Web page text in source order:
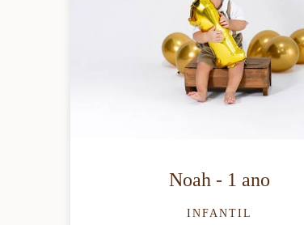
Noah - 1 ano
INFANTIL